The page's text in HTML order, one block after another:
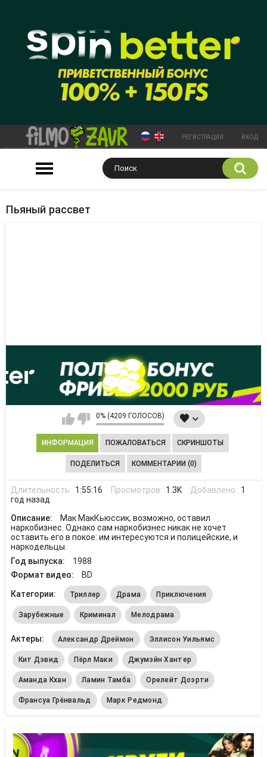
РЕГИСТРАЦИЯ ВХОД
Пьяный рассвет
0% (4209 ГОЛОСОВ)
ИНФОРМАЦИЯ ПОЖАЛОВАТЬСЯ СКРИНШОТЫ
ПОДЕЛИТЬСЯ КОММЕНТАРИИ (0)
Длительность: 1:55:16 Просмотров: 1.3K Добавлено: 1
год назад
Описание:
Мак МакКьюссик, возможно, оставил
наркобизнес. Однако сам наркобизнес никак не хочет
оставить его в покое: им интересуются и полицейские, и
наркодельцы.
Год выпуска:
1988
Формат видео:
BD
Категории:
Триллер Драма Приключения
Зарубежные Криминал Мелодрама
Актеры: Александр Дреймон Эллисон Уильямс
Кит Дэвид Пёрл Маки Джумэйн Хантер
Аманда Кхан Ламин Тамба Орелейт Доэрти
Франсуа Грёнвальд Марк Редмонд